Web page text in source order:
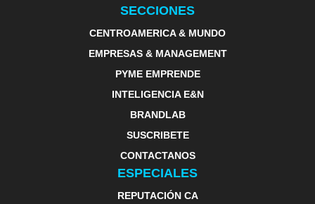
SECCIONES
CENTROAMERICA & MUNDO
EMPRESAS & MANAGEMENT
PYME EMPRENDE
INTELIGENCIA E&N
BRANDLAB
SUSCRIBETE
CONTACTANOS
ESPECIALES
REPUTACIÓN CA